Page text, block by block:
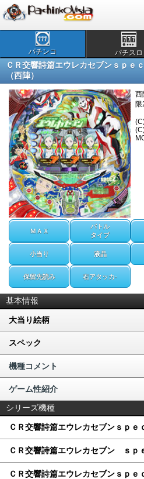
パチンコ パチスロ
ＣＲ交響詩篇エウレカセブンｓｐｅ
（西陣）
西
限
ＭＡＸ
バトル
タイプ
小当り 液晶
保留先読み 右アタッカ-
基本情報
大当り絵柄
スペック
機種コメント
ゲーム性紹介
シリーズ機種
ＣＲ交響詩篇エウレカセブンｓｐ
ＣＲ交響詩篇エウレカセブン ｓｐ
ＣＲ交響詩篇エウレカセブンｓｐ